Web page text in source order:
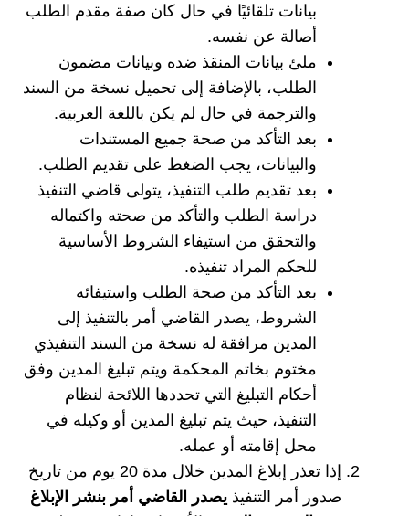
بيانات تلقائيًا في حال كان صفة مقدم الطلب
أصالة عن نفسه.
ملئ بيانات المنقذ ضده وبيانات مضمون
الطلب، بالإضافة إلى تحميل نسخة من السند
والترجمة في حال لم يكن باللغة العربية.
بعد التأكد من صحة جميع المستندات
والبيانات، يجب الضغط على تقديم الطلب.
بعد تقديم طلب التنفيذ، يتولى قاضي التنفيذ
دراسة الطلب والتأكد من صحته واكتماله
والتحقق من استيفاء الشروط الأساسية
للحكم المراد تنفيذه.
بعد التأكد من صحة الطلب واستيفائه
الشروط، يصدر القاضي أمر بالتنفيذ إلى
المدين مرافقة له نسخة من السند التنفيذي
مختوم بخاتم المحكمة ويتم تبليغ المدين وفق
أحكام التبليغ التي تحددها اللائحة لنظام
التنفيذ، حيث يتم تبليغ المدين أو وكيله في
محل إقامته أو عمله.
إذا تعذر إبلاغ المدين خلال مدة 20 يوم من تاريخ
صدور أمر التنفيذ يصدر القاضي أمر بنشر الإبلاغ